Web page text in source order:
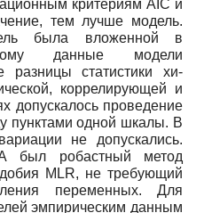
критериям AIC и
тем лучше модель.
была вложенной в
данные модели
разницы статистики хи-
коррелирующей и
допускалось проведение
пунктами одной шкалы. В
не допускались.
был робастный метод
MLR, не требующий
переменных. Для
эмпирическим данным